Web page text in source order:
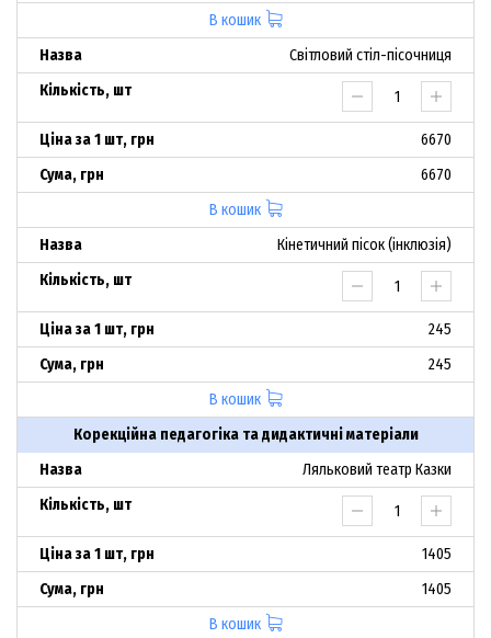
В кошик
Світловий стіл-пісочниця
6670
6670
В кошик
Кінетичний пісок (інклюзія)
245
245
В кошик
Корекційна педагогіка та дидактичні матеріали
Ляльковий театр Казки
1405
1405
В кошик